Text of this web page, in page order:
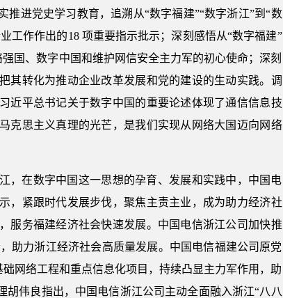
进党史学习教育，追溯从“数字福建”“数字浙江”到“数
工作作出的18 项重要指示批示；深刻感悟从“数字福建”
国、数字中国和维护网信安全主力军的初心使命；深刻
其转化为推动企业改革发展和党的建设的生动实践。调
近平总书记关于数字中国的重要论述体现了通信信息技
克思主义真理的光芒，是我们实现从网络大国迈向网络
，在数字中国这一思想的孕育、发展和实践中，中国电
，紧跟时代发展步伐，聚焦主责主业，成为助力经济社
服务福建经济社会快速发展。中国电信浙江公司加快推
助力浙江经济社会高质量发展。中国电信福建公司原党
网络工程和重点信息化项目，持续凸显主力军作用，助
伟良指出，中国电信浙江公司主动全面融入浙江“八八